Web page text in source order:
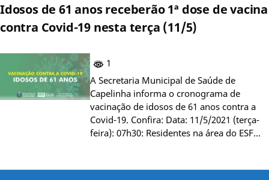
Idosos de 61 anos receberão 1ª dose de vacina
contra Covid-19 nesta terça (11/5)
1
A Secretaria Municipal de Saúde de
Capelinha informa o cronograma de
vacinação de idosos de 61 anos contra a
Covid-19. Confira: Data: 11/5/2021 (terça-
feira): 07h30: Residentes na área do ESF…